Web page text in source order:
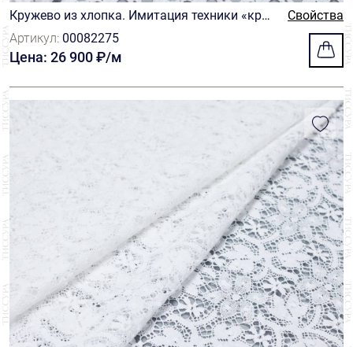
Кружево из хлопка. Имитация техники «кро
ше». Цвет белый
Свойства
Артикул: 00082275
Цена: 26 900 ₽/м